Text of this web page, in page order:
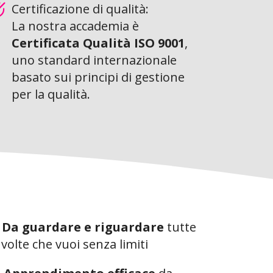
Certificazione di qualità:
La nostra accademia è
Certificata Qualità ISO 9001,
uno standard internazionale
basato sui principi di gestione
per la qualità.
Da guardare e riguardare tutte
volte che vuoi senza limiti